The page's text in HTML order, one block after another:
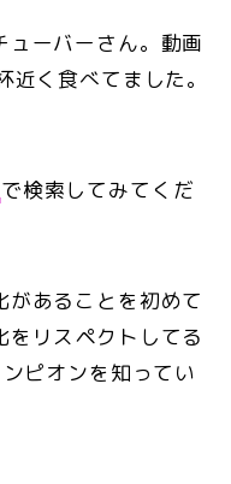
ューバーさん。動画
く食べてました。
で検索してみてくだ
あることを初めて
リスペクトしてる
ピオンを知ってい